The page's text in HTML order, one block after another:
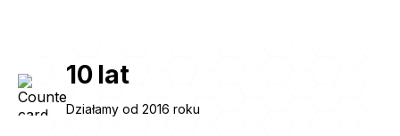
10 lat
Działamy od 2016 roku